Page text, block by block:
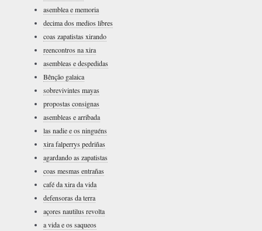
asemblea e memoria
decima dos medios libres
coas zapatistas xirando
reencontros na xira
asembleas e despedidas
Bênção galaica
sobrevivintes mayas
propostas consignas
asembleas e arribada
las nadie e os ninguéns
xira falperrys pedriñas
agardando as zapatistas
coas mesmas entrañas
café da xira da vida
defensoras da terra
açores nautilus revolta
a vida e os saqueos